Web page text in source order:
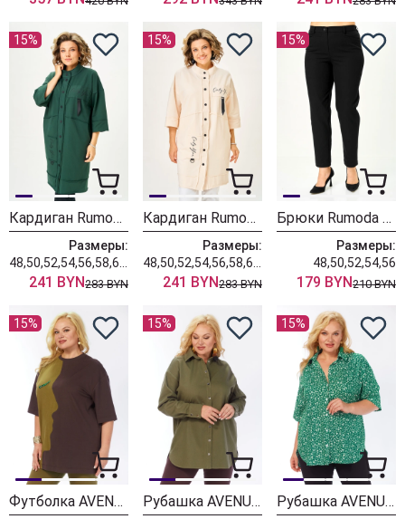
15%
Кардиган Rumoda 2019 темно-зеленый
Размеры:
241 BYN283 BYN
15%
Кардиган Rumoda 2019 экрю
Размеры:
241 BYN283 BYN
15%
Брюки Rumoda 2289 черные
Размеры:
48,50,52,54,56
179 BYN210 BYN
15%
Футболка AVENUE 0339-1
15%
Рубашка AVENUE 0321-3
15%
Рубашка AVENUE 0354-1